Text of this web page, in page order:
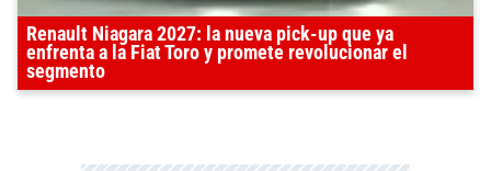
Renault Niagara 2027: la nueva pick-up que ya
enfrenta a la Fiat Toro y promete revolucionar el
segmento